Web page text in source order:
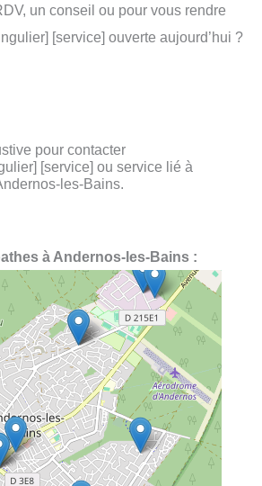
un conseil ou pour vous rendre
[service] ouverte aujourd’hui ?
pour contacter
[service] ou service lié à
les-Bains.
à Andernos-les-Bains :